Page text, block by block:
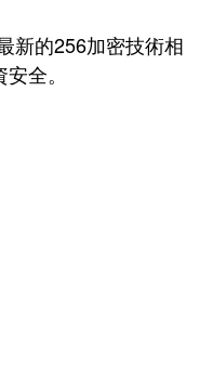
新的256加密技術相
全。